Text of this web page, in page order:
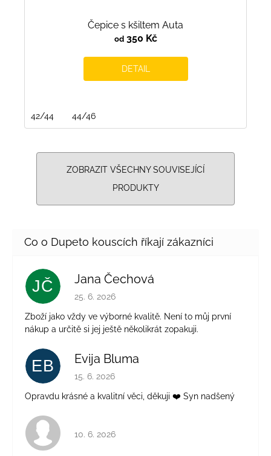
Čepice s kšiltem Auta
od350 Kč
DETAIL
42/44 44/46
ZOBRAZIT VŠECHNY SOUVISEJÍCÍ
PRODUKTY
JČ Jana Čechová
Hodnocení obchodu je 5 z 5 hvězdiček.
25. 6. 2026
Zboží jako vždy ve výborné kvalitě. Není to můj první
nákup a určitě si jej ještě několikrát zopakuji.
EB Evija Bluma
Hodnocení obchodu je 5 z 5 hvězdiček.
15. 6. 2026
Opravdu krásné a kvalitní věci, děkuji ❤️ Syn nadšený
Hodnocení obchodu je 4 z 5 hvězdiček.
10. 6. 2026